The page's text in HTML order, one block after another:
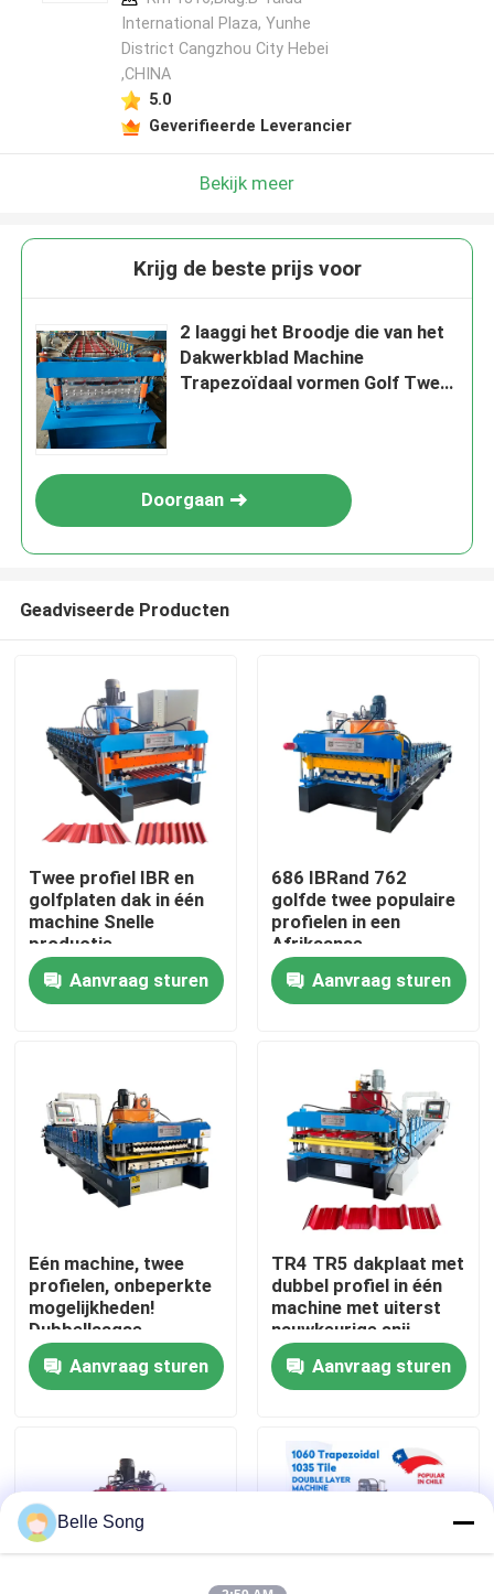
Huis
Ongeveer ons
Fabrieksreis
Contacteer ons
Nieuws
het broodje die van het dakwerkblad machine vormen
Dubbel Laagbroodje die Machine vormen
International Plaza, Yunhe
District Cangzhou City Hebei
,CHINA
5.0
Geverifieerde Leverancier
Bekijk meer
Krijg de beste prijs voor
2 laaggi het Broodje die van het
Dakwerkblad Machine
Trapezoïdaal vormen Golf Twee
Doorgaan
Geadviseerde Producten
Twee profiel IBR en
golfplaten dak in één
machine Snelle
productie,
precisiesnijmachine
Aanvraag sturen
686 IBRand 762
golfde twee populaire
profielen in een
Afrikaanse
dakplaatvormmachine
Aanvraag sturen
Eén machine, twee
profielen, onbeperkte
mogelijkheden!
Dubbellaagse
automatische
conversiedakmachine
Aanvraag sturen
TR4 TR5 dakplaat met
dubbel profiel in één
machine met uiterst
nauwkeurige snij-
kostenbesparende
machineAanvraag sturen
Belle Song